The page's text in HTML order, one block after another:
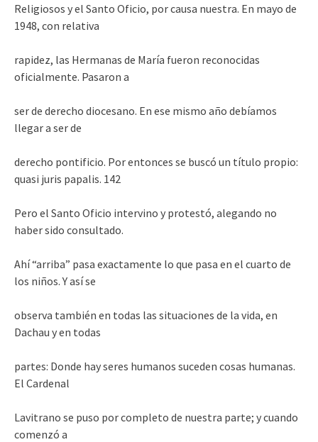
Religiosos y el Santo Oficio, por causa nuestra. En mayo de
1948, con relativa
rapidez, las Hermanas de María fueron reconocidas
oficialmente. Pasaron a
ser de derecho diocesano. En ese mismo año debíamos
llegar a ser de
derecho pontificio. Por entonces se buscó un título propio:
quasi juris papalis. 142
Pero el Santo Oficio intervino y protestó, alegando no
haber sido consultado.
Ahí “arriba” pasa exactamente lo que pasa en el cuarto de
los niños. Y así se
observa también en todas las situaciones de la vida, en
Dachau y en todas
partes: Donde hay seres humanos suceden cosas humanas.
El Cardenal
Lavitrano se puso por completo de nuestra parte; y cuando
comenzó a